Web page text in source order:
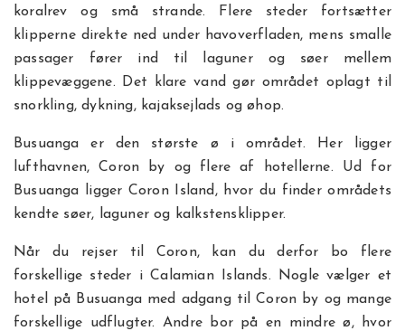
koralrev og små strande. Flere steder fortsætter
klipperne direkte ned under havoverfladen, mens smalle
passager fører ind til laguner og søer mellem
klippevæggene. Det klare vand gør området oplagt til
snorkling, dykning, kajaksejlads og øhop.
Busuanga er den største ø i området. Her ligger
lufthavnen, Coron by og flere af hotellerne. Ud for
Busuanga ligger Coron Island, hvor du finder områdets
kendte søer, laguner og kalkstensklipper.
Når du rejser til Coron, kan du derfor bo flere
forskellige steder i Calamian Islands. Nogle vælger et
hotel på Busuanga med adgang til Coron by og mange
forskellige udflugter. Andre bor på en mindre ø, hvor